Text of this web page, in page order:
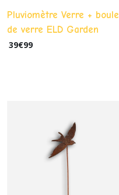
Pluviomètre Verre + boule
de verre ELD Garden
39€99